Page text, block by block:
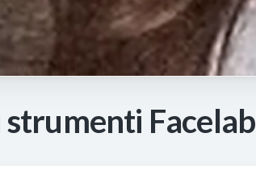
Facelab